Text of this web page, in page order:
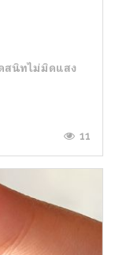
ดสนิทไม่มิดแสง
11